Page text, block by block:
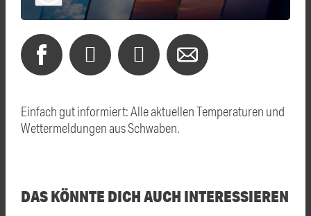
Einfach gut informiert: Alle aktuellen Temperaturen und
Wettermeldungen aus Schwaben.
DAS KÖNNTE DICH AUCH INTERESSIEREN